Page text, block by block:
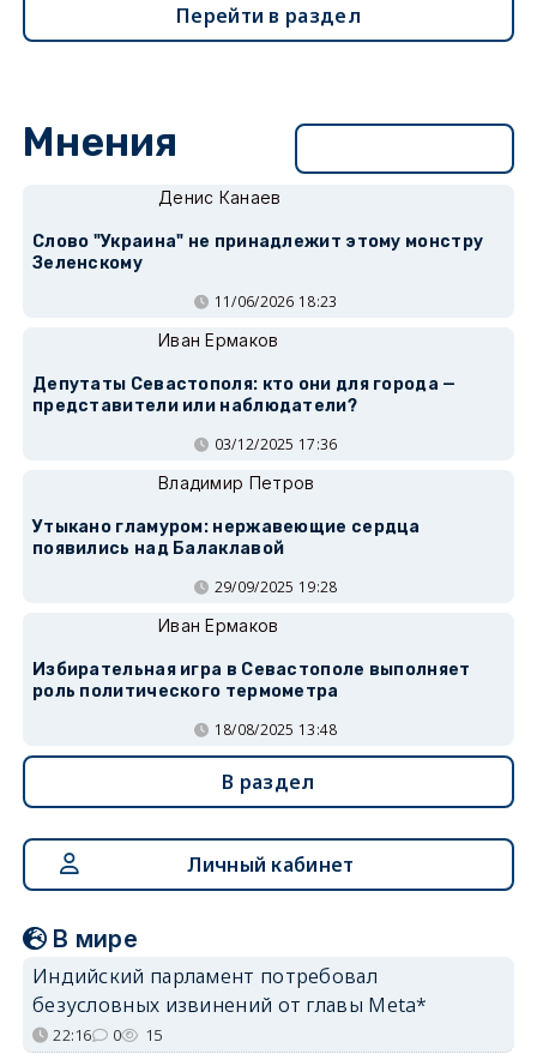
Перейти в раздел
Мнения
Денис Канаев
Слово "Украина" не принадлежит этому монстру
Зеленскому
11/06/2026 18:23
Иван Ермаков
Депутаты Севастополя: кто они для города —
представители или наблюдатели?
03/12/2025 17:36
Владимир Петров
Утыкано гламуром: нержавеющие сердца
появились над Балаклавой
29/09/2025 19:28
Иван Ермаков
Избирательная игра в Севастополе выполняет
роль политического термометра
18/08/2025 13:48
В раздел
Личный кабинет
В мире
Индийский парламент потребовал
безусловных извинений от главы Meta*
22:16 0 15